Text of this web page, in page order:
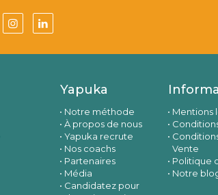
Yapuka
Notre méthode
À propos de nous
Yapuka recrute
Nos coachs
Partenaires
Média
Candidatez pour
Mentions
Vente
Politique
Notre